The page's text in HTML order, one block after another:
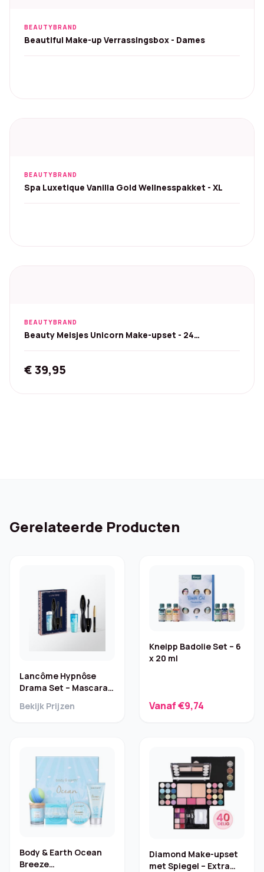
BEAUTYBRAND
Beautiful Make-up Verrassingsbox - Dames
BEAUTYBRAND
Spa Luxetique Vanilla Gold Wellnesspakket - XL
BEAUTYBRAND
Beauty Meisjes Unicorn Make-upset - 24
€39,95
Gerelateerde Producten
Lancôme Hypnôse
Drama Set – Mascara
Bekijk Prijzen
Kneipp Badolie Set – 6
x 20 ml
Vanaf €9,74
Body & Earth Ocean
Breeze
Diamond Make-upset
met Spiegel – Extra